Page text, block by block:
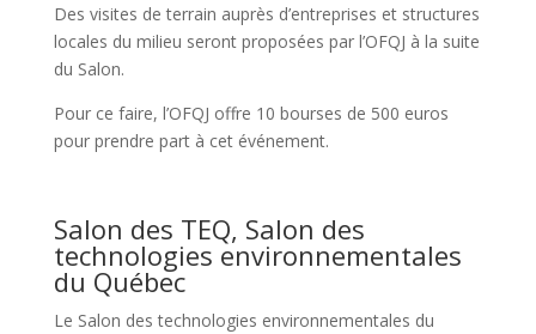
Des visites de terrain auprès d’entreprises et structures
locales du milieu seront proposées par l’OFQJ à la suite
du Salon.
Pour ce faire, l’OFQJ offre 10 bourses de 500 euros
pour prendre part à cet événement.
Salon des TEQ, Salon des
technologies environnementales
du Québec
Le Salon des technologies environnementales du